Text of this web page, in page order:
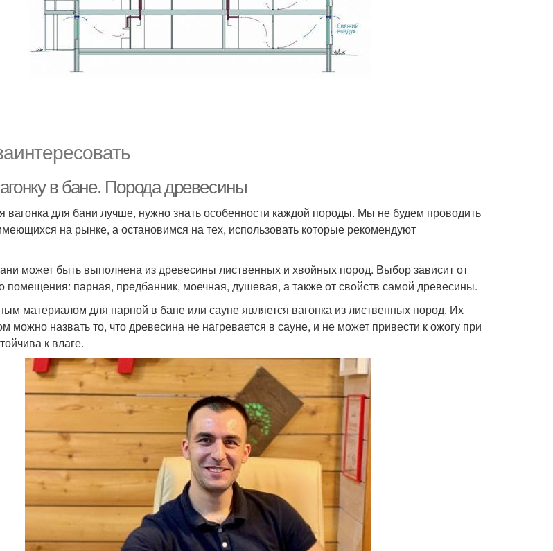
в бане. Порода древесины
вагонка для бани лучше, нужно знать особенности каждой породы. Мы не будем проводить
на рынке, а остановимся на тех, использовать которые рекомендуют
может быть выполнена из древесины лиственных и хвойных пород. Выбор зависит от
помещения: парная, предбанник, моечная, душевая, а также от свойств самой древесины.
материалом для парной в бане или сауне является вагонка из лиственных пород. Их
можно назвать то, что древесина не нагревается в сауне, и не может привести к ожогу при
к влаге.